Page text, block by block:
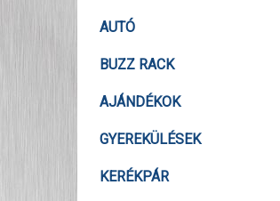
AUTÓ
BUZZ RACK
AJÁNDÉKOK
GYEREKÜLÉSEK
KERÉKPÁR